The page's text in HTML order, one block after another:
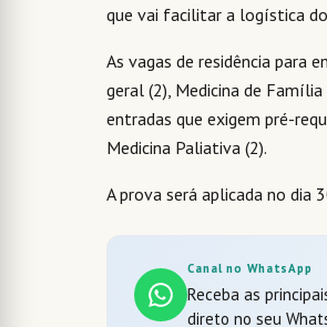
que vai facilitar a logística
As vagas de residência para
geral (2), Medicina de
entradas que exigem pré-
Medicina Paliativa (2).
A prova será aplicada no dia
Canal no WhatsApp
Receba as
direto no seu